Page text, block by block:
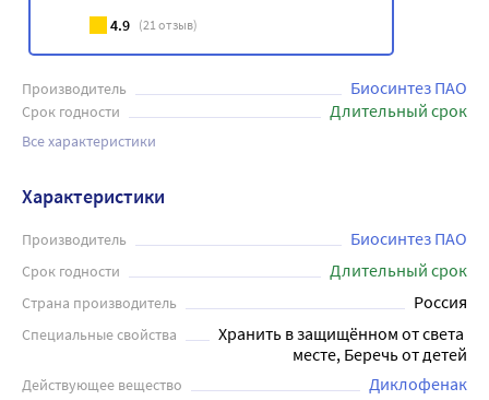
4.9 (21отзыв)
Производитель Биосинтез ПАО
Срок годности Длительный срок
Все характеристики
Характеристики
Производитель Биосинтез ПАО
Срок годности Длительный срок
Страна производитель Россия
Специальные свойства
Хранить в защищённом от света
месте, Беречь от детей
Действующее вещество Диклофенак